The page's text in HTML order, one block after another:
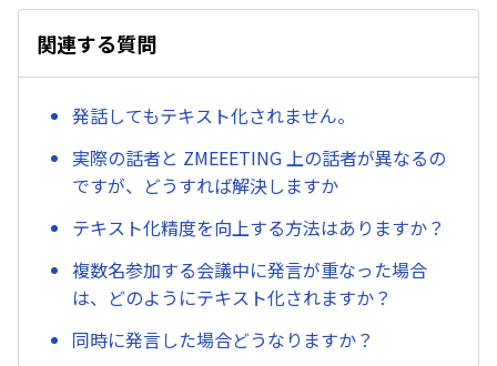
関連する質問
発話してもテキスト化されません。
実際の話者と ZMEEETING 上の話者が異なるの
ですが、どうすれば解決しますか
テキスト化精度を向上する方法はありますか？
複数名参加する会議中に発言が重なった場合
は、どのようにテキスト化されますか？
同時に発言した場合どうなりますか？